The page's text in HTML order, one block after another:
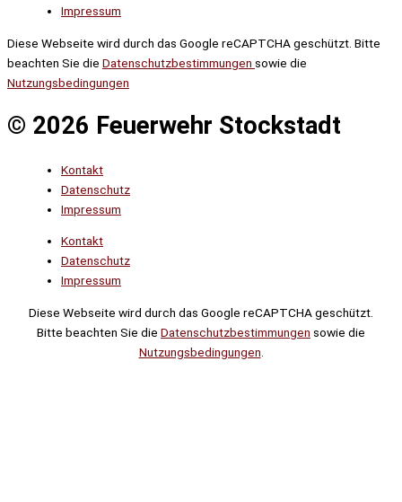
Impressum
Diese Webseite wird durch das Google reCAPTCHA geschützt. Bitte
beachten Sie die Datenschutzbestimmungen sowie die
Nutzungsbedingungen
© 2026 Feuerwehr Stockstadt
Kontakt
Datenschutz
Impressum
Kontakt
Datenschutz
Impressum
Diese Webseite wird durch das Google reCAPTCHA geschützt.
Bitte beachten Sie die Datenschutzbestimmungen sowie die
Nutzungsbedingungen